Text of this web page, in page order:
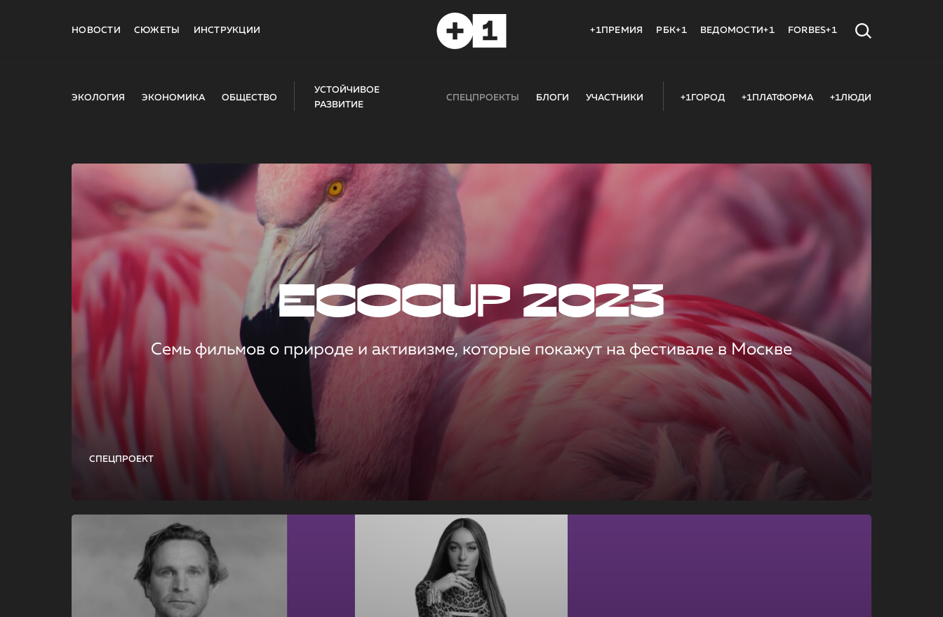
НОВОСТИ СЮЖЕТЫ ИНСТРУКЦИИ +1ПРЕМИЯ РБК+1 ВЕДОМОСТИ+1 FORBES+1
ЭКОЛОГИЯ ЭКОНОМИКА ОБЩЕСТВО
УСТОЙЧИВОЕ
РАЗВИТИЕ
СПЕЦПРОЕКТЫ БЛОГИ УЧАСТНИКИ +1ГОРОД +1ПЛАТФОРМА +1ЛЮДИ
СПЕЦПРОЕКТ
ECOCUP 2023
Семь фильмов о природе и активизме, которые покажут на фестивале в Москве